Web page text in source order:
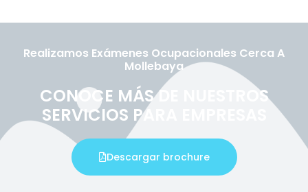
Realizamos Exámenes Ocupacionales Cerca A
Mollebaya
CONOCE MÁS DE NUESTROS
SERVICIOS PARA EMPRESAS
Descargar brochure